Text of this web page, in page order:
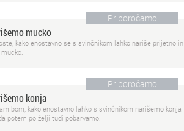
Priporočamo
mucko
kako enostavno se s svinčnikom lahko nariše prijetno in
Priporočamo
konja
bom, kako enostavno lahko s svinčnikom narišemo konja
potem po želji tudi pobarvamo.